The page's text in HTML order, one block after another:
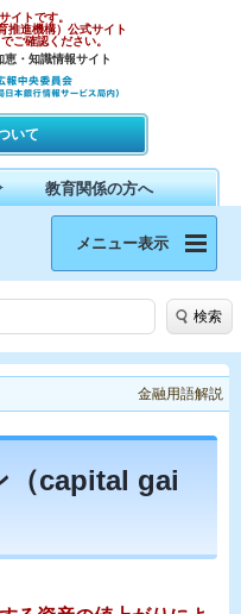
イトです。
推進機構）公式サイト
ご確認ください。
・知識情報サイト
いて
教育関係の方へ
メニュー表示
検索
金融用語解説
（capital gai